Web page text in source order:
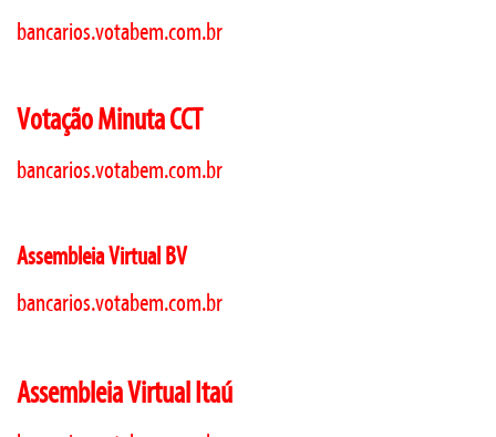
bancarios.votabem.com.br
Votação Minuta CCT
bancarios.votabem.com.br
Assembleia Virtual BV
bancarios.votabem.com.br
Assembleia Virtual Itaú